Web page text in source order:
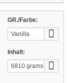
GR./Farbe:
Vanilla
Inhalt:
6810 grams